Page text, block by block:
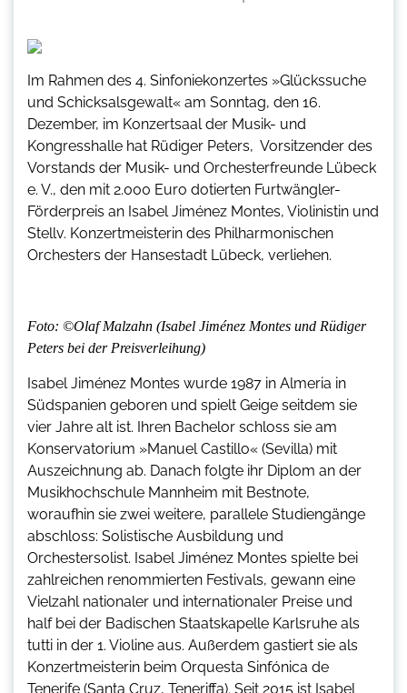
Im Rahmen des 4. Sinfoniekonzertes »Glückssuche
und Schicksalsgewalt« am Sonntag, den 16.
Dezember, im Konzertsaal der Musik- und
Kongresshalle hat Rüdiger Peters, Vorsitzender des
Vorstands der Musik- und Orchesterfreunde Lübeck
e. V., den mit 2.000 Euro dotierten Furtwängler-
Förderpreis an Isabel Jiménez Montes, Violinistin und
Stellv. Konzertmeisterin des Philharmonischen
Orchesters der Hansestadt Lübeck, verliehen.
Foto: ©Olaf Malzahn (Isabel Jiménez Montes und Rüdiger
Peters bei der Preisverleihung)
Isabel Jiménez Montes wurde 1987 in Almeria in
Südspanien geboren und spielt Geige seitdem sie
vier Jahre alt ist. Ihren Bachelor schloss sie am
Konservatorium »Manuel Castillo« (Sevilla) mit
Auszeichnung ab. Danach folgte ihr Diplom an der
Musikhochschule Mannheim mit Bestnote,
woraufhin sie zwei weitere, parallele Studiengänge
abschloss: Solistische Ausbildung und
Orchestersolist. Isabel Jiménez Montes spielte bei
zahlreichen renommierten Festivals, gewann eine
Vielzahl nationaler und internationaler Preise und
half bei der Badischen Staatskapelle Karlsruhe als
tutti in der 1. Violine aus. Außerdem gastiert sie als
Konzertmeisterin beim Orquesta Sinfónica de
Tenerife (Santa Cruz, Teneriffa). Seit 2015 ist Isabel